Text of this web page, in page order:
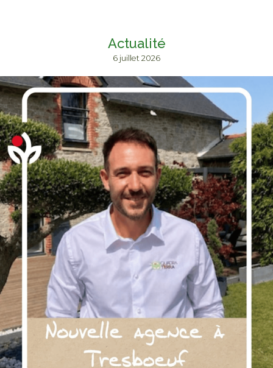
Actualité
6 juillet 2026